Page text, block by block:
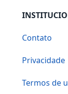
Contato
Privacidade
Termos de